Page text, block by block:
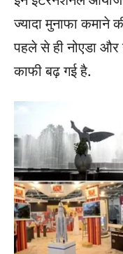
ज्यादा मुनाफा कमाने
पहले से ही नोएडा और
काफी बढ़ गई है.